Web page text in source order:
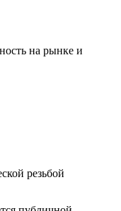
на рынке и
резьбой